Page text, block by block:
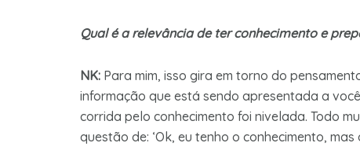
Qual é a relevância de ter conhecimento e
NK: Para mim, isso gira em torno do
informação que está sendo apresentada a
corrida pelo conhecimento foi nivelada. Todo
questão de: ‘Ok, eu tenho o conhecimento,